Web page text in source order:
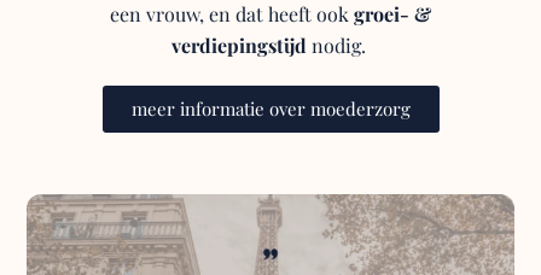
een vrouw, en dat heeft ookgroei- &
verdiepingstijd nodig.
meer informatie over moederzorg